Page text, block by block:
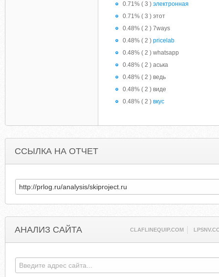
0.71% ( 3 ) электронная
0.71% ( 3 ) этот
0.48% ( 2 ) 7ways
0.48% ( 2 ) pricelab
0.48% ( 2 ) whatsapp
0.48% ( 2 ) аська
0.48% ( 2 ) ведь
0.48% ( 2 ) виде
0.48% ( 2 ) вкус
ССЫЛКА НА ОТЧЕТ
АНАЛИЗ САЙТА CLAFLINEQUIP.COM